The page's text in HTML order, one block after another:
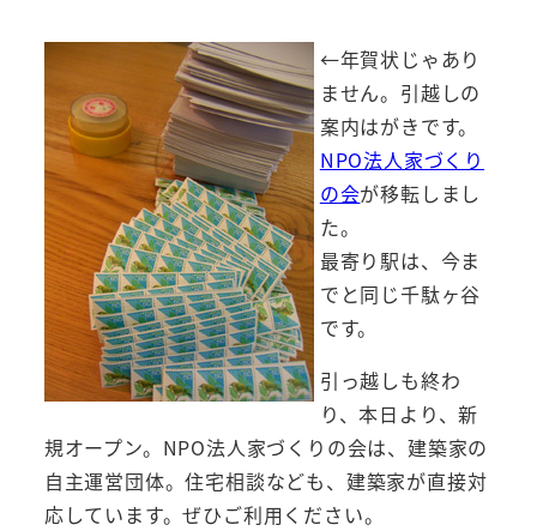
←年賀状じゃあり
ません。引越しの
案内はがきです。
NPO法人家づくり
の会が移転しまし
た。
最寄り駅は、今ま
でと同じ千駄ヶ谷
です。
引っ越しも終わ
り、本日より、新
規オープン。NPO法人家づくりの会は、建築家の
自主運営団体。住宅相談なども、建築家が直接対
応しています。ぜひご利用ください。